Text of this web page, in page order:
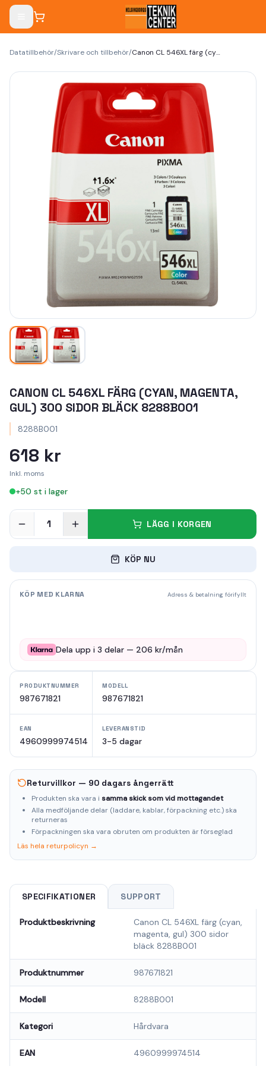
Datatillbehör/Skrivare och tillbehör/ Canon CL 546XL färg (cyan, magenta, gul) 300 sidor bläck 8288B001
CANON CL 546XL FÄRG (CYAN, MAGENTA,
GUL) 300 SIDOR BLÄCK 8288B001
8288B001
618 kr
Inkl. moms
+50 st i lager
1 LÄGG I KORGEN
KÖP NU
KÖP MED KLARNA Adress & betalning förifyllt
Dela upp i 3 delar — 206 kr/mån
PRODUKTNUMMER
987671821
MODELL
987671821
EAN
4960999974514
LEVERANSTID
3-5 dagar
Returvillkor — 90 dagars ångerrätt
Produkten ska vara i samma skick som vid mottagandet
Alla medföljande delar (laddare, kablar, förpackning etc.) ska
returneras
Förpackningen ska vara obruten om produkten är förseglad
Läs hela returpolicyn →
SPECIFIKATIONER SUPPORT
Produktbeskrivning
Canon CL 546XL färg (cyan,
magenta, gul) 300 sidor
bläck 8288B001
Produktnummer 987671821
Modell 8288B001
Kategori Hårdvara
EAN 4960999974514